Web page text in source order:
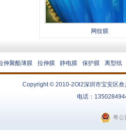
网纹膜
伸聚酯薄膜 拉伸膜 静电膜 保护膜 离型纸
Copyright © 2010-2Ol2深圳市宝安区
电话：
粤